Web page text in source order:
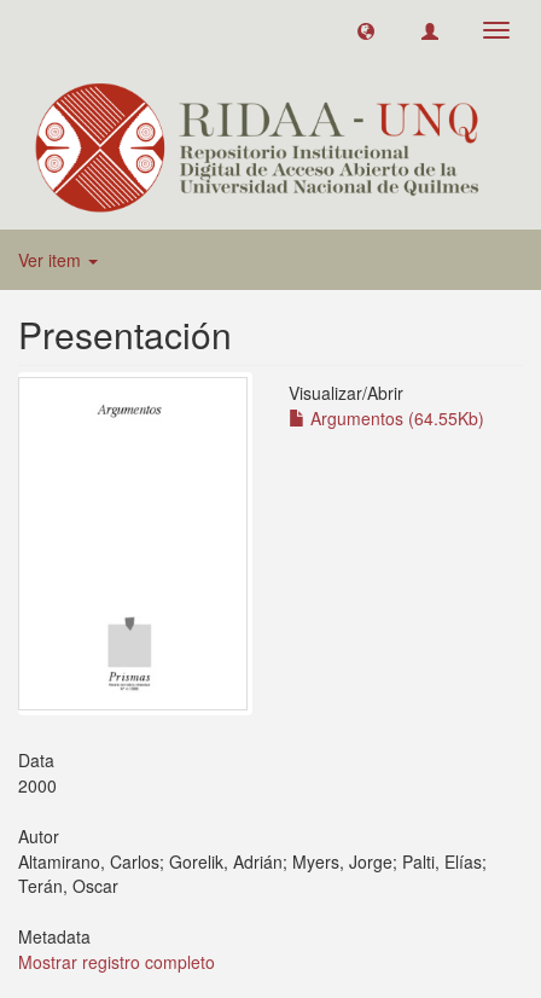
Ver item
Presentación
Visualizar/Abrir
Argumentos (64.55Kb)
Data
2000
Autor
Altamirano, Carlos; Gorelik, Adrián; Myers, Jorge; Palti, Elías;
Terán, Oscar
Metadata
Mostrar registro completo